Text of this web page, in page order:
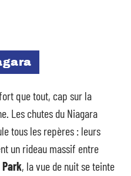
que tout, cap sur la
Les chutes du Niagara
tous les repères : leurs
un rideau massif entre
, la vue de nuit se teinte